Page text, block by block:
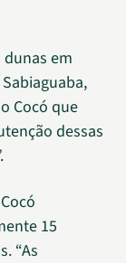
em
Cocó que
dessas
15
“As